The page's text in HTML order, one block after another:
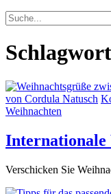
Suche
von Cordula Natusch
Weihnachten
Internationale
Verschicken Sie